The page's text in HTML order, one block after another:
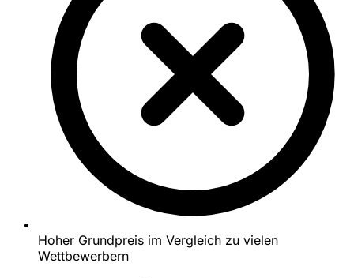
Hoher Grundpreis im Vergleich zu vielen
Wettbewerbern